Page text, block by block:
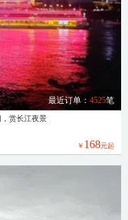
最近订单： 4525笔
，赏长江夜景
￥ 168元起